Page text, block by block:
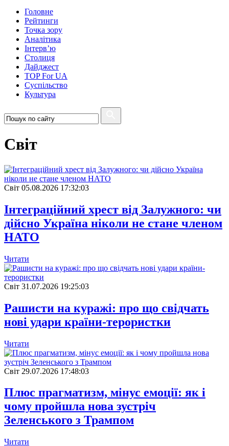
Головне
Рейтинги
Точка зору
Аналітика
Інтерв’ю
Столиця
Дайджест
TOP For UA
Суспiльство
Культура
Свiт
Свiт 05.08.2026 17:32:03
Інтеграційний хрест від Залужного: чи
дійсно Україна ніколи не стане членом
НАТО
Читати
Свiт 31.07.2026 19:25:03
Рашисти на куражі: про що свідчать
нові удари країни-терористки
Читати
Свiт 29.07.2026 17:48:03
Плюс прагматизм, мінус емоції: як і
чому пройшла нова зустріч
Зеленського з Трампом
Читати